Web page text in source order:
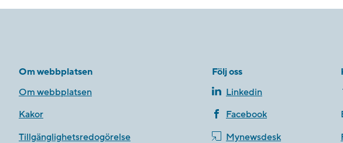
Om webbplatsen
Om webbplatsen
Kakor
Tillgänglighetsredogörelse
Följ oss
Linkedin
Facebook
Mynewsdesk